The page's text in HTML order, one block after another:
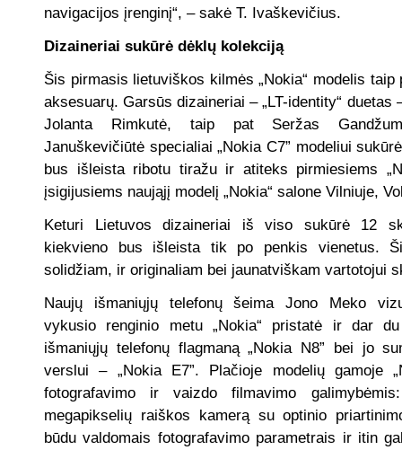
navigacijos įrenginį“, – sakė T. Ivaškevičius.
Dizaineriai sukūrė dėklų kolekciją
Šis pirmasis lietuviškos kilmės „Nokia“ modelis
aksesuarų. Garsūs dizaineriai – „LT-identity“ duetas
Jolanta Rimkutė, taip pat Seržas
Januškevičiūtė specialiai „Nokia C7” modeliui
bus išleista ribotu tiražu ir atiteks pirmiesiems
įsigijusiems naująjį modelį „Nokia“ salone Vilniuje,
Keturi Lietuvos dizaineriai iš viso sukūrė 12
kiekvieno bus išleista tik po penkis vienetus.
solidžiam, ir originaliam bei jaunatviškam vartotojui
Naujų išmaniųjų telefonų šeima Jono Meko
vykusio renginio metu „Nokia“ pristatė ir dar
išmaniųjų telefonų flagmaną „Nokia N8” bei jo
verslui – „Nokia E7”. Plačioje modelių gamoje
fotografavimo ir vaizdo filmavimo
megapikselių raiškos kamerą su optinio
būdu valdomais fotografavimo parametrais ir itin